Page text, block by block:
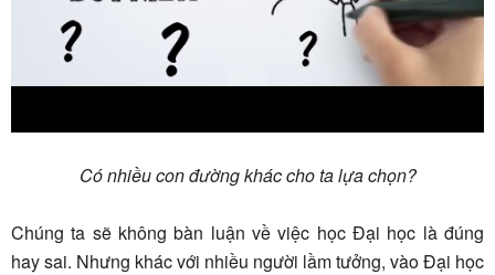
Có nhiều con đường khác cho ta lựa chọn?
Chúng ta sẽ không bàn luận về việc học Đại học là đúng
hay sai. Nhưng khác với nhiều người lầm tưởng, vào Đại học